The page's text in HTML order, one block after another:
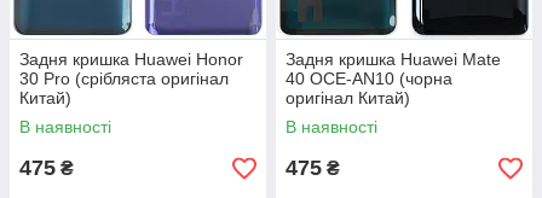
Задня кришка Huawei Honor
30 Pro (срібляста оригінал
Китай)
В наявності
475 ₴
Задня кришка Huawei Mate
40 OCE-AN10 (чорна
оригінал Китай)
В наявності
475 ₴